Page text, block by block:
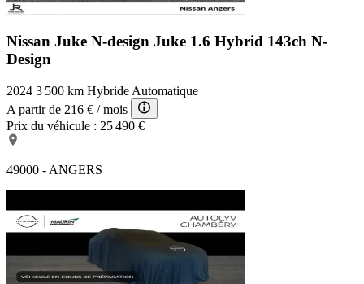
Nissan Juke N-design Juke 1.6 Hybrid 143ch N-
Design
2024 3 500 km Hybride Automatique
A partir de 216 € / mois
Prix du véhicule : 25 490 €
49000 - ANGERS